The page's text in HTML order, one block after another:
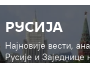
РУСИЈА
Најновије вести,
Русије и Заједнице